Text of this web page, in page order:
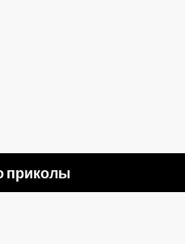
приколы